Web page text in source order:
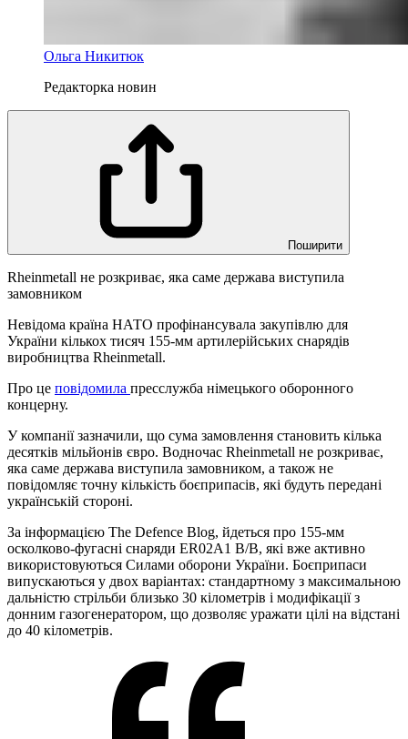
Ольга Никитюк
Редакторка новин
Поширити
Rheinmetall не розкриває, яка саме держава виступила
замовником
Невідома країна НАТО профінансувала закупівлю для
України кількох тисяч 155-мм артилерійських снарядів
виробництва Rheinmetall.
Про це повідомила пресслужба німецького оборонного
концерну.
У компанії зазначили, що сума замовлення становить кілька
десятків мільйонів євро. Водночас Rheinmetall не розкриває,
яка саме держава виступила замовником, а також не
повідомляє точну кількість боєприпасів, які будуть передані
українській стороні.
За інформацією The Defence Blog, йдеться про 155-мм
осколково-фугасні снаряди ER02A1 B/B, які вже активно
використовуються Силами оборони України. Боєприпаси
випускаються у двох варіантах: стандартному з максимальною
дальністю стрільби близько 30 кілометрів і модифікації з
донним газогенератором, що дозволяє уражати цілі на відстані
до 40 кілометрів.